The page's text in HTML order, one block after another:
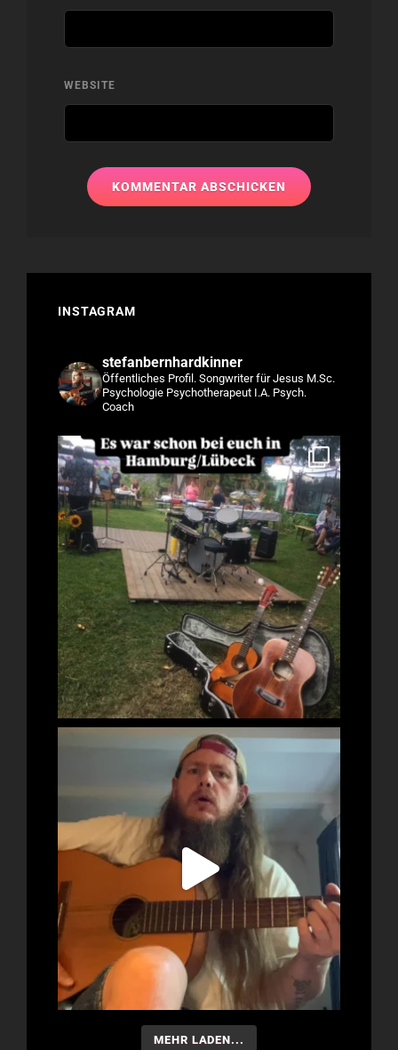
WEBSITE
INSTAGRAM
stefanbernhardkinner
Öffentliches Profil. Songwriter für Jesus M.Sc.
Psychologie Psychotherapeut I.A. Psych.
Coach
MEHR LADEN...